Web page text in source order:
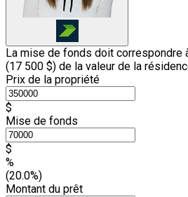
La mise de fonds doit correspondre
(17 500 $) de la valeur de la
Prix de la propriété
$
Mise de fonds
$
%
(20.0%)
Montant du prêt